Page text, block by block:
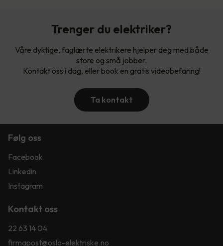
Trenger du elektriker?
Våre dyktige, faglærte elektrikere hjelper deg med både
store og små jobber.
Kontakt oss i dag, eller book en gratis videobefaring!
Ta kontakt
Følg oss
Facebook
Linkedin
Instagram
Kontakt oss
22 63 14 04
firmapost@oslo-elektriske.no